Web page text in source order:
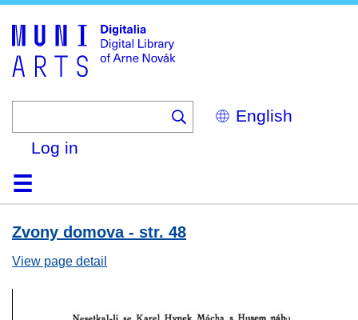
Select
your
Log in
HomeBrowse
Search
About
HelpContactDigitalia
Zvony domova - str. 48
View page detail